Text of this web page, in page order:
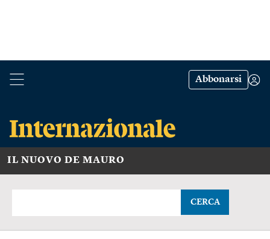
Abbonarsi
IL NUOVO DE MAURO
CERCA